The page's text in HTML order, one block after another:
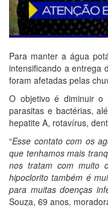
Para manter a água
intensificando a entrega
foram afetadas pelas
O objetivo é diminuir o
parasitas e bactérias,
hepatite A, rotavírus,
“Esse contato com os
que tenhamos mais
nos tratam com muito
hipoclorito também é
para muitas doenças
Souza, 69 anos,